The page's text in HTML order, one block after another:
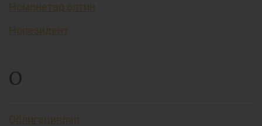
Номонетар олтин
Норезидент
О
Облигациялар